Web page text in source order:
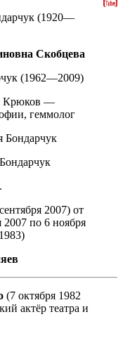
(1920—
Скобцева
(1962—2009)
Крюков —
геммолог
Бондарчук
.
2007) от
по 6 ноября
(7 октября 1982
актёр театра и